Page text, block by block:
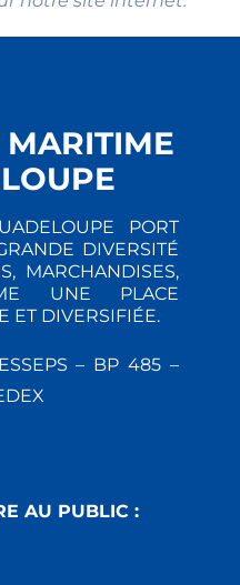
PORT
DIVERSITÉ
MARCHANDISES,
UNE PLACE
ET DIVERSIFIÉE.
– BP 485 –
AU PUBLIC :